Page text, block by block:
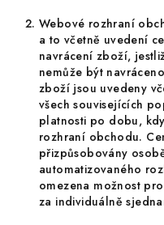
Webové rozhraní
a to včetně uvedení
navrácení zboží,
nemůže být
zboží jsou uvedeny
všech souvisejících
platnosti po dobu,
rozhraní obchodu.
přizpůsobovány
automatizovaného
omezena možnost
za individuálně